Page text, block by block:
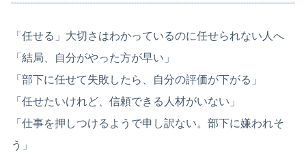
「任せる」大切さはわかっているのに任せられない人へ
「結局、自分がやった方が早い」
「部下に任せて失敗したら、自分の評価が下がる」
「任せたいけれど、信頼できる人材がいない」
「仕事を押しつけるようで申し訳ない。部下に嫌われそ
う」